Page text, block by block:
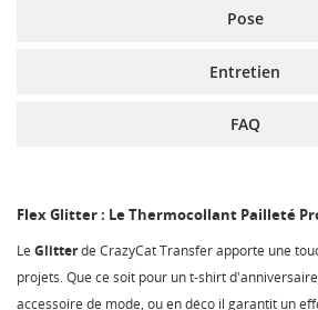
Pose
Entretien
FAQ
Flex Glitter : Le Thermocollant Pailleté
Le Glitterde CrazyCat Transfer apporte une
projets. Que ce soit pour un t-shirt
accessoire de mode, ou en déco il garantit un